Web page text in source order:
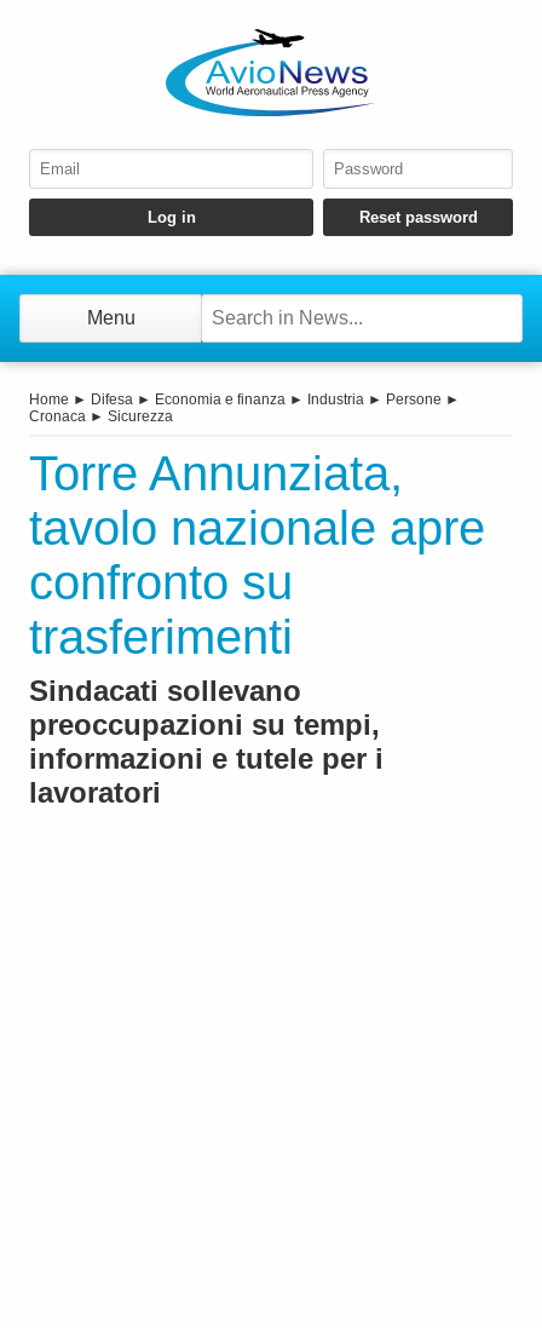
Menu
Home ► Difesa ► Economia e finanza ► Industria ► Persone ►
Cronaca ► Sicurezza
Torre Annunziata,
tavolo nazionale apre
confronto su
trasferimenti
Sindacati sollevano
preoccupazioni su tempi,
informazioni e tutele per i
lavoratori